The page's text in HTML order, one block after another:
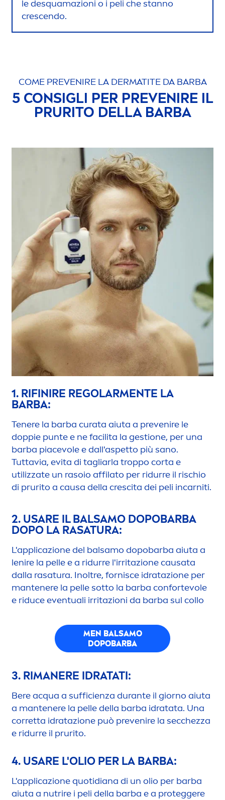
le desquamazioni o i peli che stanno
crescendo.
COME PREVENIRE LA DERMATITE DA BARBA
5 CONSIGLI PER PREVENIRE IL
PRURITO DELLA BARBA
1. RIFINIRE REGOLARMENTE LA
BARBA:
Tenere la barba curata aiuta a prevenire le
doppie punte e ne facilita la gestione, per una
barba piacevole e dall'aspetto più sano.
Tuttavia, evita di tagliarla troppo corta e
utilizzate un rasoio affilato per ridurre il rischio
di prurito a causa della crescita dei peli incarniti.
2. USARE IL BALSAMO DOPOBARBA
DOPO LA RASATURA:
L'applicazione del balsamo dopobarba aiuta a
lenire la pelle e a ridurre l'irritazione causata
dalla rasatura. Inoltre, fornisce idratazione per
mantenere la pelle sotto la barba confortevole
e riduce eventuali irritazioni da barba sul collo
MEN BALSAMO
DOPOBARBA
3. RIMANERE IDRATATI:
Bere acqua a sufficienza durante il giorno aiuta
a mantenere la pelle della barba idratata. Una
corretta idratazione può prevenire la secchezza
e ridurre il prurito.
4. USARE L'OLIO PER LA BARBA:
L'applicazione quotidiana di un olio per barba
aiuta a nutrire i peli della barba e a proteggere